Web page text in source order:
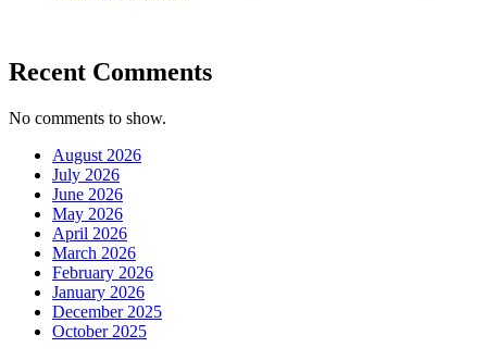
Recent Comments
No comments to show.
August 2026
July 2026
June 2026
May 2026
April 2026
March 2026
February 2026
January 2026
December 2025
October 2025